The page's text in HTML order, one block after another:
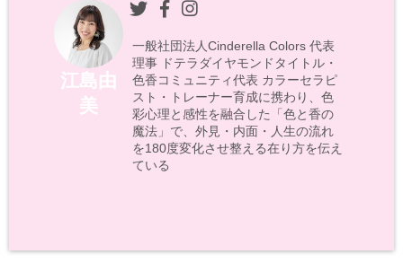
江島由
美
一般社団法人Cinderella Colors 代表
理事 ドテラダイヤモンドタイトル・
色香コミュニティ代表 カラーセラピ
スト・トレーナー育成に携わり、色
彩心理と感性を融合した「色と香の
魔法」で、外見・内面・人生の流れ
を180度変化させ整える在り方を伝え
ている